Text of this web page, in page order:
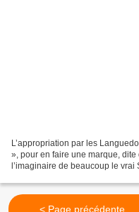
L’appropriation par les
», pour en faire une marque,
l’imaginaire de beaucoup le
< Page précédente